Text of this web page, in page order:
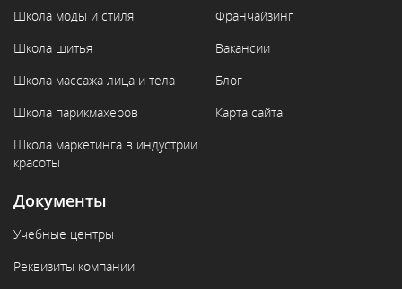
Школа моды и стиля
Школа шитья
Школа массажа лица и тела
Школа парикмахеров
Школа маркетинга в индустрии
красоты
Франчайзинг
Вакансии
Блог
Карта сайта
Документы
Учебные центры
Реквизиты компании